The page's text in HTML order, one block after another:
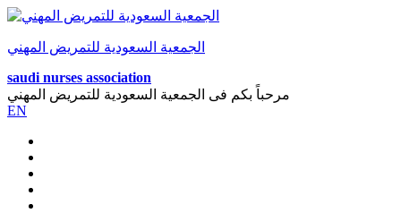
الجمعية السعودية للتمريض المهني
saudi nurses association
مرحباً بكم فى الجمعية السعودية للتمريض المهني
EN